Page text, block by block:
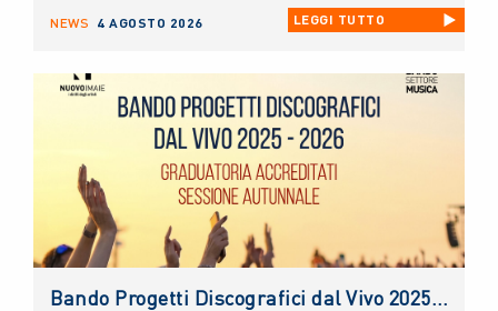
esclusivamente tramite appuntamento. Chi
lo desidera può scrivere un'e-mail
il motivo della richiesta di appuntamento.
NEWS 4 AGOSTO 2026 LEGGI TUTTO
Bando Progetti Discografici dal Vivo 2025 – 2026: pubblicato l’elenco accreditati sessione autunnale